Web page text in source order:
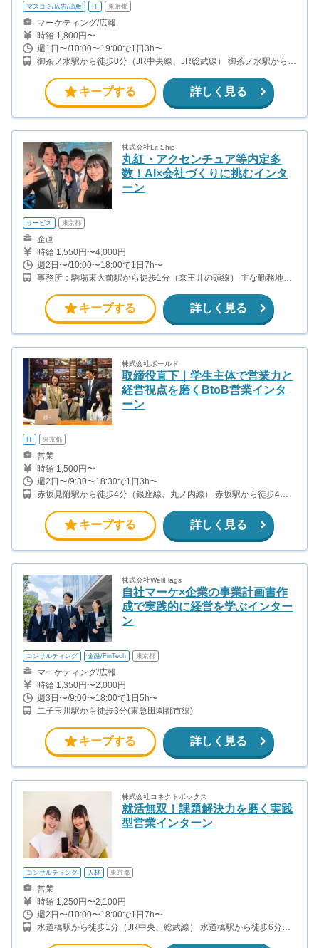
マスコミ/広告/出版 IT 東京都
マーケティング/広報
時給 1,800円〜
週1日〜/10:00〜19:00で1日3h〜
御茶ノ水駅から徒歩0分（JR中央線、JR総武線） 御茶ノ水駅から徒
トロ千代田線）
キープする 詳しく見る
株式会社Lit Ship
丸紅・アクセンチュア等内定多
数！AI×会社づくりに挑むインタ
ーン
サービス 東京都
企画
時給 1,550円〜4,000円
週2日〜/10:00〜18:00で1日7h〜
事務所：駒場東大前駅から徒歩1分（京王井の頭線） 主な勤務地は
やららぽーとなどのショッピングモールです
キープする 詳しく見る
株式会社ボールド
取締役直下｜学生主体で営業力と
経営視点を磨くBtoB営業インタ
ーン
IT 東京都
営業
時給 1,500円〜
週2日〜/9:30〜18:30で1日3h〜
赤坂見附駅から徒歩4分（銀座線、丸ノ内線） 赤坂駅から徒歩4分
キープする 詳しく見る
株式会社WellFlags
自社マーケ×企業の事業計画書作
成で実践的に経営を学ぶインター
ン
コンサルティング 金融/FinTech 東京都
マーケティング/広報
時給 1,350円〜2,000円
週3日〜/9:00〜18:00で1日5h〜
二子玉川駅から徒歩3分(東急田園都市線)
キープする 詳しく見る
株式会社コネクトボックス
就活無双！課題解決力を磨く実践
型営業インターン
コンサルティング 人材 東京都
営業
時給 1,250円〜2,100円
週2日〜/10:00〜18:00で1日7h〜
水道橋駅から徒歩1分（JR中央、総武線） 水道橋駅から徒歩6分